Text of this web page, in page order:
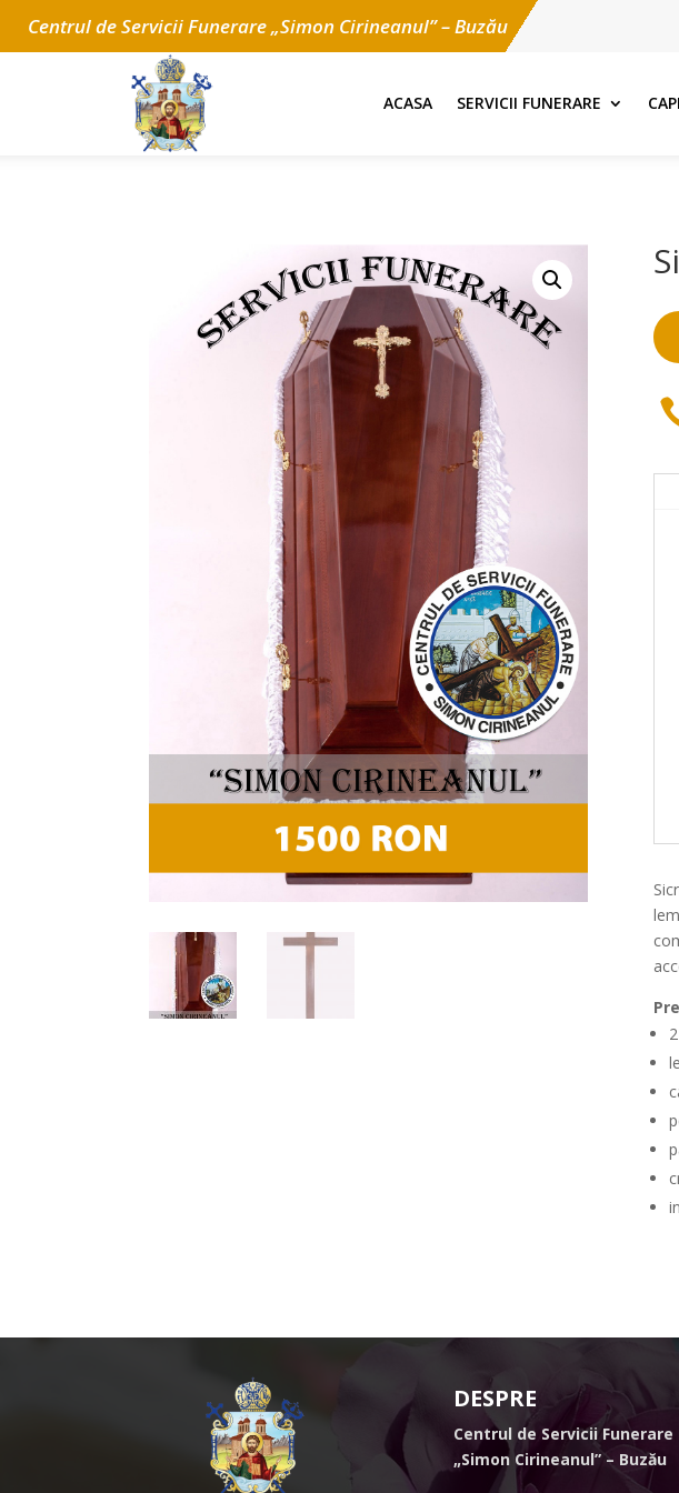
Centrul de Servicii Funerare „Simon Cirineanul” – Buzău
ACASA SERVICII FUNERARE
DESPRE
Centrul de Servicii Funerare
„Simon Cirineanul” – Buzău